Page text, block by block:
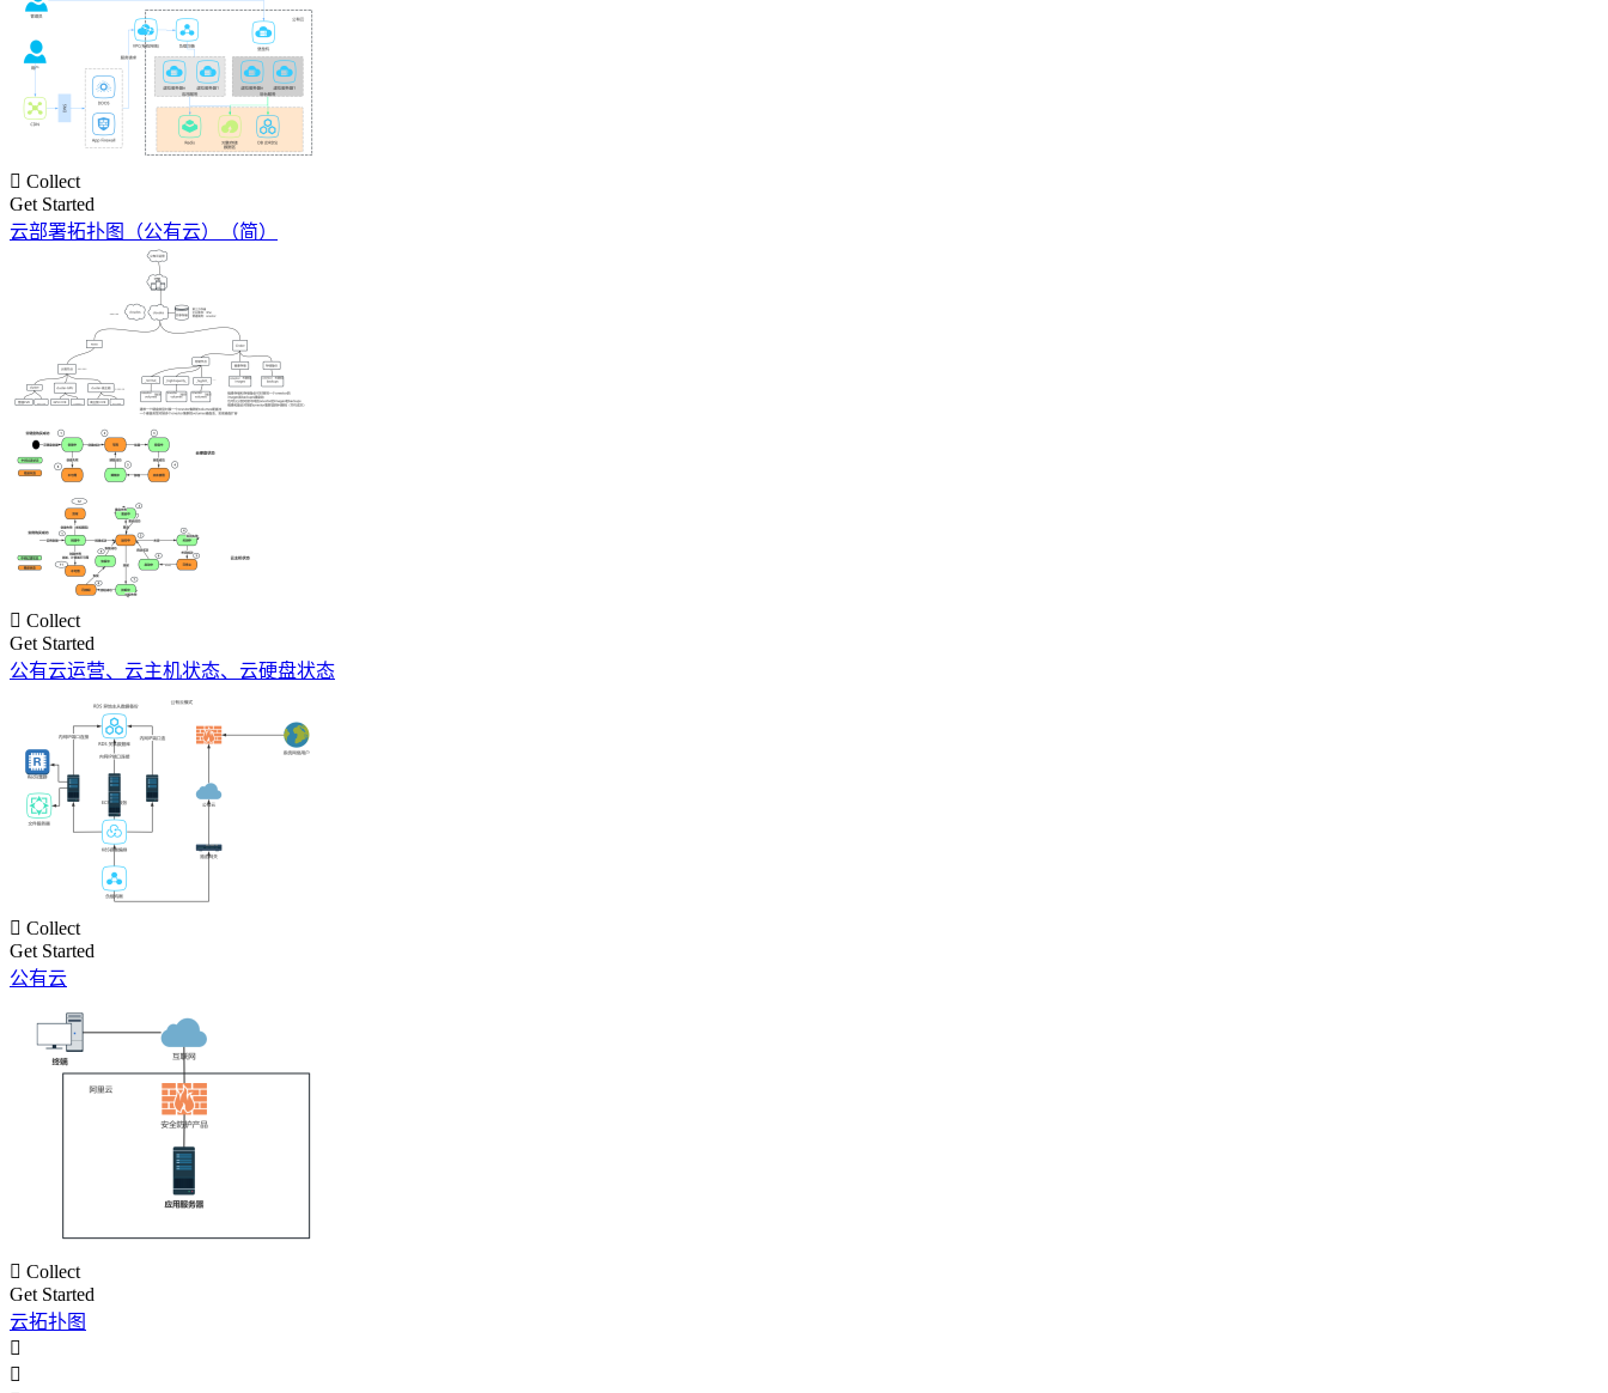
 Collect
Get Started
云部署拓扑图（公有云）（简）
 Collect
Get Started
公有云运营、云主机状态、云硬盘状态
 Collect
Get Started
公有云
 Collect
Get Started
云拓扑图

